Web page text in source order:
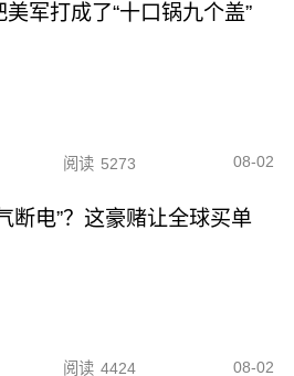
军打成了“十口锅九个盖”
阅读 5273 08-02
断电”？这豪赌让全球买单
阅读 4424 08-02